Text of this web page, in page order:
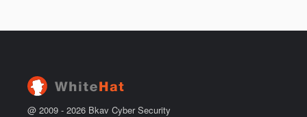
@ 2009 - 2026 Bkav Cyber Security